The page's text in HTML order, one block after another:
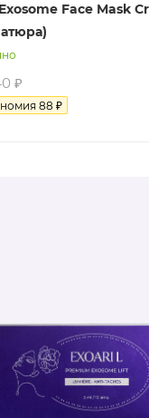
Face Mask
₽
88 ₽